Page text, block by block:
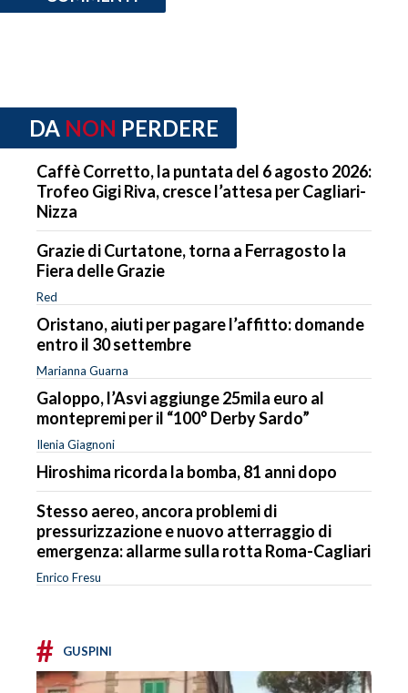
DA NON PERDERE
Caffè Corretto, la puntata del 6 agosto 2026:
Trofeo Gigi Riva, cresce l’attesa per Cagliari-
Nizza
Grazie di Curtatone, torna a Ferragosto la
Fiera delle Grazie
Red
Oristano, aiuti per pagare l’affitto: domande
entro il 30 settembre
Marianna Guarna
Galoppo, l’Asvi aggiunge 25mila euro al
montepremi per il “100° Derby Sardo”
Ilenia Giagnoni
Hiroshima ricorda la bomba, 81 anni dopo
Stesso aereo, ancora problemi di
pressurizzazione e nuovo atterraggio di
emergenza: allarme sulla rotta Roma-Cagliari
Enrico Fresu
# GUSPINI